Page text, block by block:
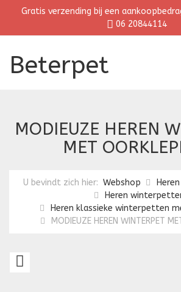
Gratis verzending bij een
06 20844114
Beterpet
MODIEUZE HEREN
MET
U bevindt zich hier: Webshop Heren
Heren
Heren klassieke winterpetten
MODIEUZE HEREN WINTERPET